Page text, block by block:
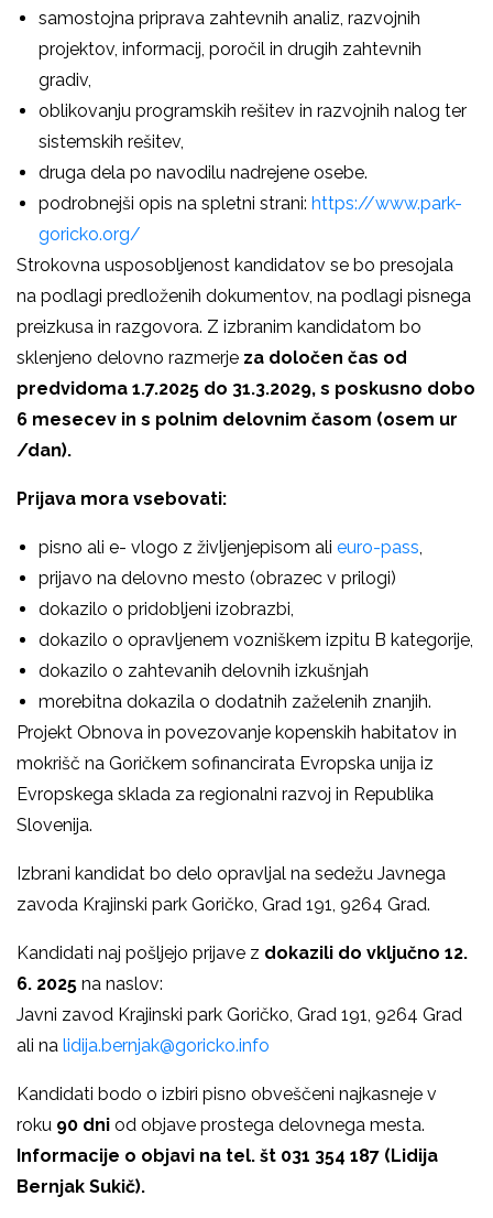
samostojna priprava zahtevnih analiz, razvojnih
projektov, informacij, poročil in drugih zahtevnih
gradiv,
oblikovanju programskih rešitev in razvojnih nalog ter
sistemskih rešitev,
druga dela po navodilu nadrejene osebe.
podrobnejši opis na spletni strani: https://www.park-
goricko.org/
Strokovna usposobljenost kandidatov se bo presojala
na podlagi predloženih dokumentov, na podlagi pisnega
preizkusa in razgovora. Z izbranim kandidatom bo
sklenjeno delovno razmerje za določen čas od
predvidoma 1.7.2025 do 31.3.2029, s poskusno dobo
6 mesecev in s polnim delovnim časom (osem ur
/dan).
Prijava mora vsebovati:
pisno ali e- vlogo z življenjepisom ali euro-pass,
prijavo na delovno mesto (obrazec v prilogi)
dokazilo o pridobljeni izobrazbi,
dokazilo o opravljenem vozniškem izpitu B kategorije,
dokazilo o zahtevanih delovnih izkušnjah
morebitna dokazila o dodatnih zaželenih znanjih.
Projekt Obnova in povezovanje kopenskih habitatov in
mokrišč na Goričkem sofinancirata Evropska unija iz
Evropskega sklada za regionalni razvoj in Republika
Slovenija.
Izbrani kandidat bo delo opravljal na sedežu Javnega
zavoda Krajinski park Goričko, Grad 191, 9264 Grad.
Kandidati naj pošljejo prijave z dokazili do vključno 12.
6. 2025 na naslov:
Javni zavod Krajinski park Goričko, Grad 191, 9264 Grad
ali na lidija.bernjak@goricko.info
Kandidati bodo o izbiri pisno obveščeni najkasneje v
roku 90 dni od objave prostega delovnega mesta.
Informacije o objavi na tel. št 031 354 187 (Lidija
Bernjak Sukič).